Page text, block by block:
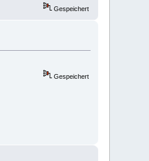
Gespeichert
Gespeichert